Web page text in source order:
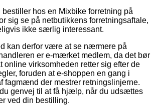
bestiller hos en Mixbike forretning på
sig se på netbutikkens forretningsaftale,
ikke særlig interessant.
kan derfor være at se nærmere på
er e-mærket medlem, da det bør
online virksomheden retter sig efter de
foruden at e-shoppen en gang i
fagmænd der mestrer retningslinjerne.
genvej til at få hjælp, når du udsættes
ved din bestilling.